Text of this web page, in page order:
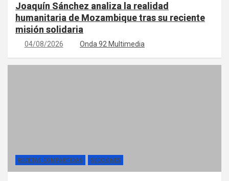
Joaquín Sánchez analiza la realidad
humanitaria de Mozambique tras su reciente
misión solidaria
04/08/2026 Onda 92 Multimedia
RECETAS COMPARTIDAS SECCIONES